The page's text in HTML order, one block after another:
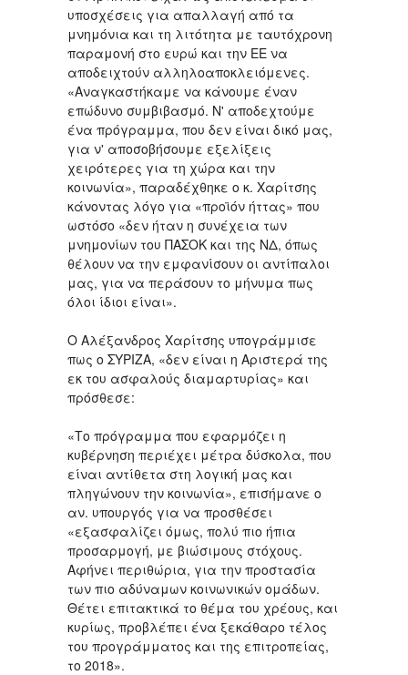
υποσχέσεις για απαλλαγή από τα
μνημόνια και τη λιτότητα με ταυτόχρονη
παραμονή στο ευρώ και την ΕΕ να
αποδειχτούν αλληλοαποκλειόμενες.
«Αναγκαστήκαμε να κάνουμε έναν
επώδυνο συμβιβασμό. Ν' αποδεχτούμε
ένα πρόγραμμα, που δεν είναι δικό μας,
για ν' αποσοβήσουμε εξελίξεις
χειρότερες για τη χώρα και την
κοινωνία», παραδέχθηκε ο κ. Χαρίτσης
κάνοντας λόγο για «προϊόν ήττας» που
ωστόσο «δεν ήταν η συνέχεια των
μνημονίων του ΠΑΣΟΚ και της ΝΔ, όπως
θέλουν να την εμφανίσουν οι αντίπαλοι
μας, για να περάσουν το μήνυμα πως
όλοι ίδιοι είναι».
Ο Αλέξανδρος Χαρίτσης υπογράμμισε
πως ο ΣΥΡΙΖΑ, «δεν είναι η Αριστερά της
εκ του ασφαλούς διαμαρτυρίας» και
πρόσθεσε:
«Το πρόγραμμα που εφαρμόζει η
κυβέρνηση περιέχει μέτρα δύσκολα, που
είναι αντίθετα στη λογική μας και
πληγώνουν την κοινωνία», επισήμανε ο
αν. υπουργός για να προσθέσει
«εξασφαλίζει όμως, πολύ πιο ήπια
προσαρμογή, με βιώσιμους στόχους.
Αφήνει περιθώρια, για την προστασία
των πιο αδύναμων κοινωνικών ομάδων.
Θέτει επιτακτικά το θέμα του χρέους, και
κυρίως, προβλέπει ένα ξεκάθαρο τέλος
του προγράμματος και της επιτροπείας,
το 2018».